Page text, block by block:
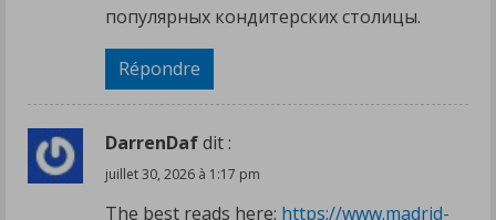
популярных кондитерских столицы.
Répondre
DarrenDafdit :
juillet 30, 2026 à 1:17 pm
The best reads here: https://www.madrid-